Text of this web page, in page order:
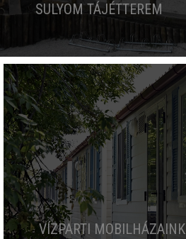
SULYOM TÁJÉTTEREM
VÍZPARTI MOBILHÁZAINK